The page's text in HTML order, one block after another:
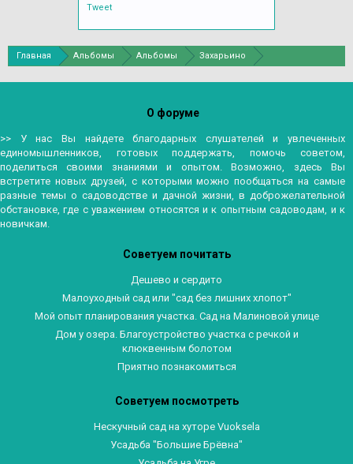
Tweet
Главная Альбомы Альбомы
Захарьино
О форуме
>> У нас Вы найдете благодарных слушателей и увлеченных
единомышленников, готовых поддержать, помочь советом,
поделиться своими знаниями и опытом. Возможно, здесь Вы
встретите новых друзей, с которыми можно пообщаться на самые
разные темы о садоводстве и дачной жизни, в доброжелательной
обстановке, где с уважением относятся и к опытным садоводам, и к
новичкам.
Советуем почитать
Дешево и сердито
Малоуходный сад или "сад без лишних хлопот"
Мой опыт планирования участка. Сад на Малиновой улице
Дом у озера. Благоустройство участка с речкой и
клюквенным болотом
Приятно познакомиться
Советуем посмотреть
Нескучный сад на хуторе Vuoksela
Усадьба "Большие Брёвна"